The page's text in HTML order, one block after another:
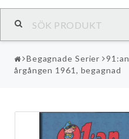
Begagnade Serier 91:an
årgången 1961, begagnad